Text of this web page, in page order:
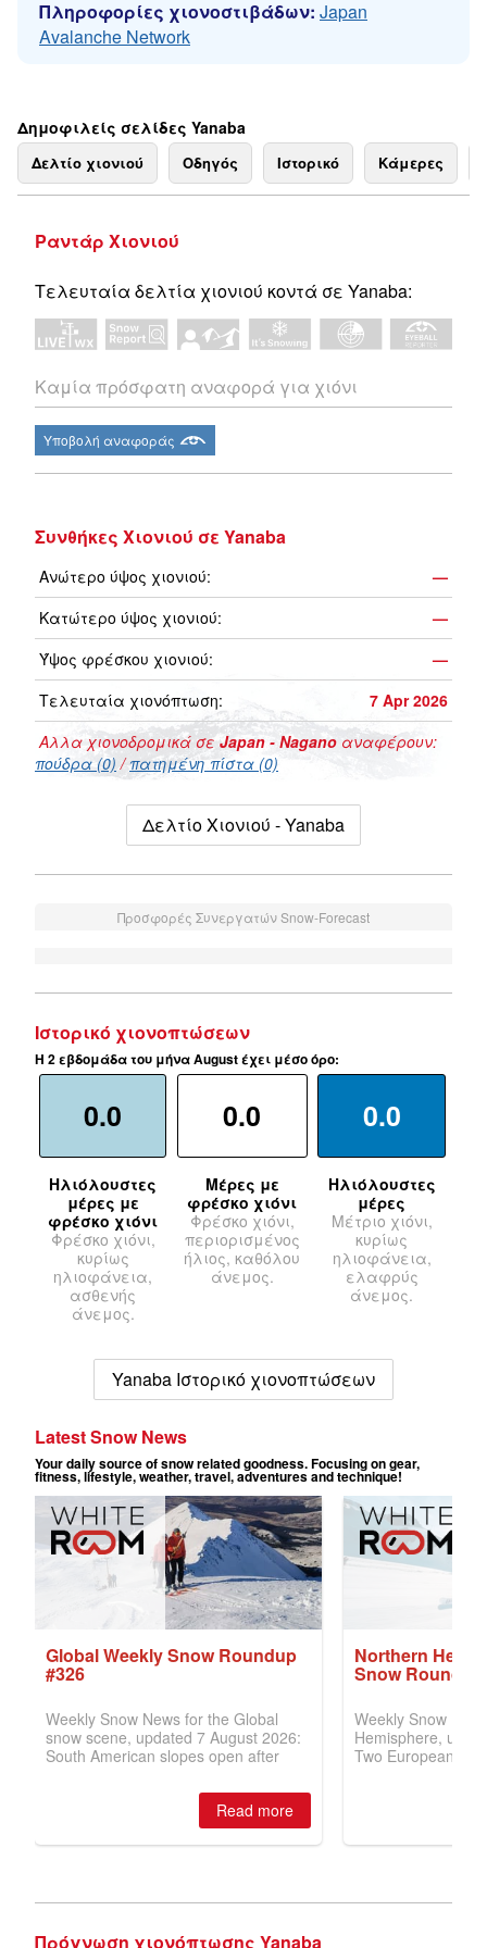
Πληροφορίες χιονοστιβάδων: Japan
Avalanche Network
Δημοφιλείς σελίδες Yanaba
Δελτίο χιονιού Οδηγός Ιστορικό Κάμερες
Ραντάρ Χιονιού
Τελευταία δελτία χιονιού κοντά σε Yanaba:
Καμία πρόσφατη αναφορά για χιόνι
Υποβολή αναφοράς
Συνθήκες Χιονιού σε Yanaba
Ανώτερο ύψος χιονιού:
—
Κατώτερο ύψος χιονιού:
—
Ύψος φρέσκου χιονιού:
—
Τελευταία χιονόπτωση:
7 Apr 2026
Αλλα χιονοδρομικά σεJapan - Nagano αναφέρουν:
πούδρα (0) /πατημένη πίστα (0)
Δελτίο Χιονιού - Yanaba
Προσφορές Συνεργατών Snow-Forecast
Ιστορικό χιονοπτώσεων
Η 2 εβδομάδα του μήνα August έχει μέσο όρο:
0.0
Ηλιόλουστες
μέρες με
φρέσκο χιόνι
Φρέσκο χιόνι,
κυρίως
ηλιοφάνεια,
ασθενής
άνεμος.
0.0
Μέρες με
φρέσκο χιόνι
Φρέσκο χιόνι,
περιορισμένος
ήλιος, καθόλου
άνεμος.
0.0
Ηλιόλουστες
μέρες
Μέτριο χιόνι,
κυρίως
ηλιοφάνεια,
ελαφρύς
άνεμος.
Yanaba Ιστορικό χιονοπτώσεων
Πρόγνωση χιονόπτωσης Yanaba